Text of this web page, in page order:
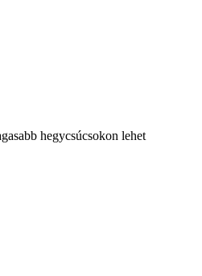
hegycsúcsokon lehet